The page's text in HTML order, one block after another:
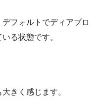
フォルトでディアブロ
る状態です。
きく感じます。